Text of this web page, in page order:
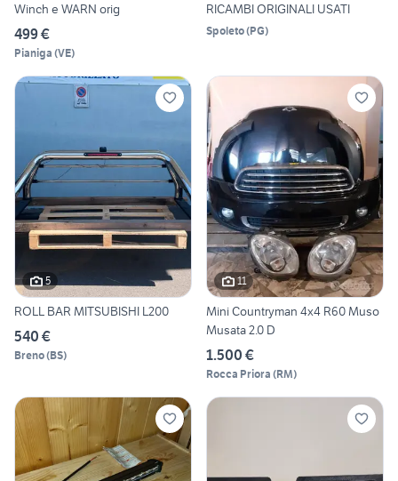
Winch e WARN orig
499 €
Pianiga (VE)
RICAMBI ORIGINALI USATI
Spoleto(PG)
5
ROLL BAR MITSUBISHI L200
540 €
Breno(BS)
11
Mini Countryman 4x4 R60 Muso
Musata 2.0 D
1.500 €
Rocca Priora (RM)